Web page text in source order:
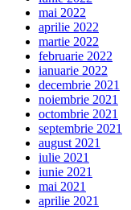
mai 2022
aprilie 2022
martie 2022
februarie 2022
ianuarie 2022
decembrie 2021
noiembrie 2021
octombrie 2021
septembrie 2021
august 2021
iulie 2021
iunie 2021
mai 2021
aprilie 2021